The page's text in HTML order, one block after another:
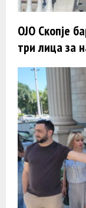
ОЈО Скопје
три лица за